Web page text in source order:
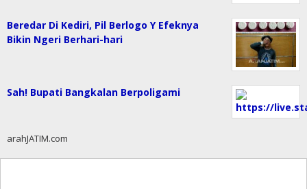
Beredar Di Kediri, Pil Berlogo Y Efeknya
Bikin Ngeri Berhari-hari
Sah! Bupati Bangkalan Berpoligami
arahJATIM.com